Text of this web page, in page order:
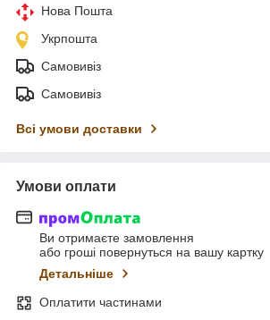
Нова Пошта
Укрпошта
Самовивіз
Самовивіз
Всі умови доставки
Умови оплати
Ви отримаєте замовлення
або гроші повернуться на вашу картку
Детальніше
Оплатити частинами